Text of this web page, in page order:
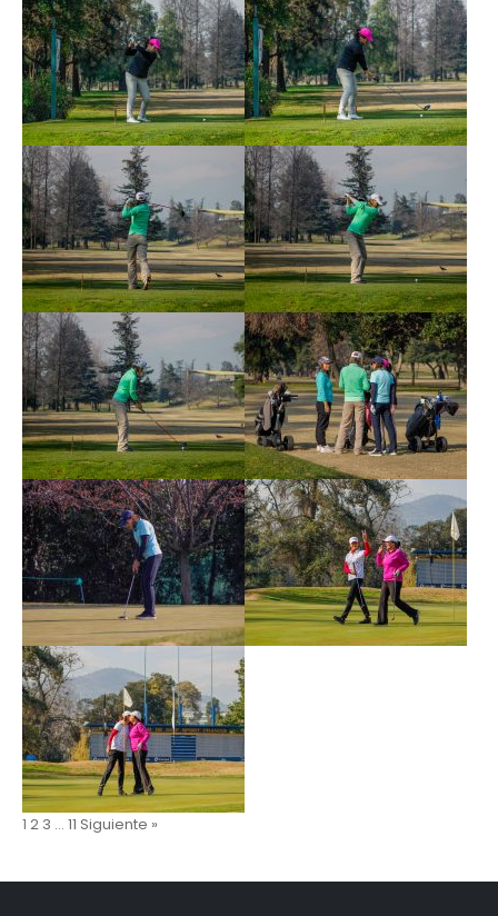
1 2 3 … 11 Siguiente »